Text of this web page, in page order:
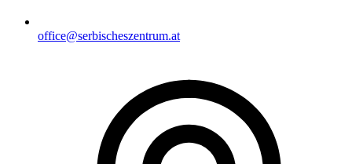
office@serbischeszentrum.at